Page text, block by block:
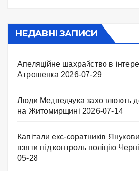
НЕДАВНІ ЗАПИСИ
Апеляційне шахрайство в
Атрошенка 2026-07-29
Люди Медведчука захоплюють
на Житомирщині 2026-07-14
Капітали екс-соратників
взяти під контроль поліцію
05-28